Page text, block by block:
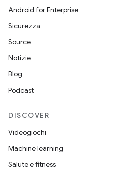
Android for Enterprise
Sicurezza
Source
Notizie
Blog
Podcast
DISCOVER
Videogiochi
Machine learning
Salute e fitness